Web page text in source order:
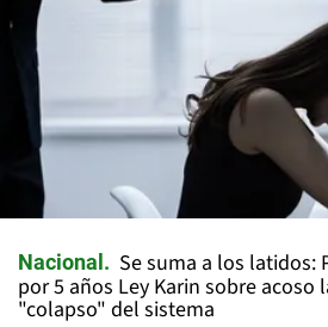
Nacional
Se suma a los latidos:
por 5 años Ley Karin sobre acoso
"colapso" del sistema